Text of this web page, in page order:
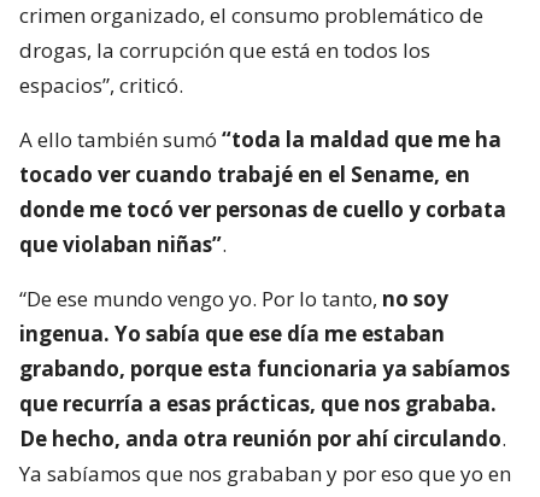
crimen organizado, el consumo problemático de
drogas, la corrupción que está en todos los
espacios”, criticó.
A ello también sumó “toda la maldad que me ha
tocado ver cuando trabajé en el Sename, en
donde me tocó ver personas de cuello y corbata
que violaban niñas”.
“De ese mundo vengo yo. Por lo tanto, no soy
ingenua. Yo sabía que ese día me estaban
grabando, porque esta funcionaria ya sabíamos
que recurría a esas prácticas, que nos grababa.
De hecho, anda otra reunión por ahí circulando.
Ya sabíamos que nos grababan y por eso que yo en